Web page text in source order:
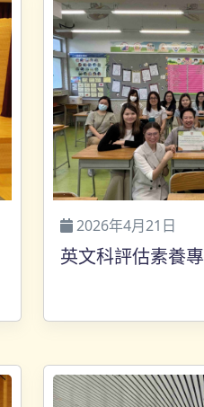
2026年4月21日
英文科評估素養